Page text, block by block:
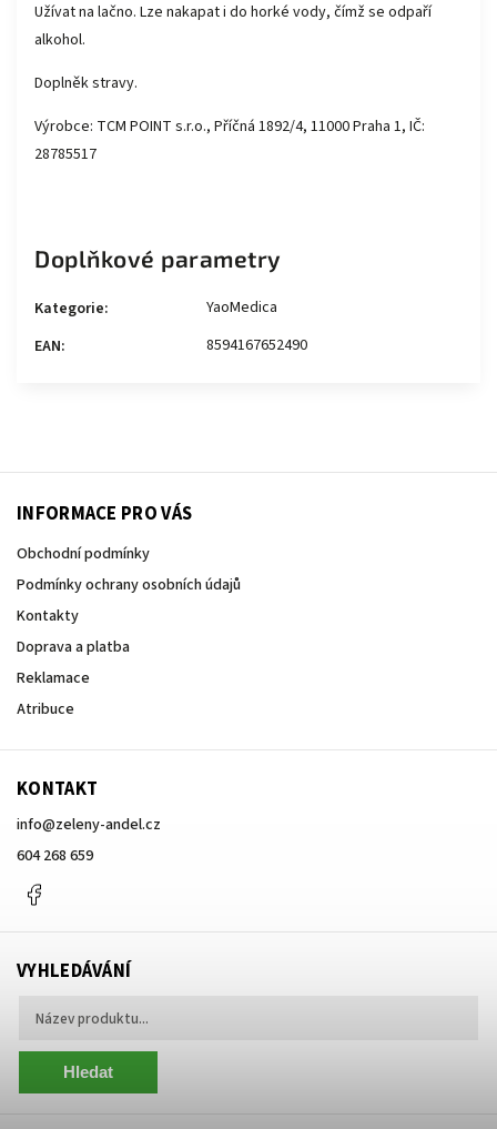
Užívat na lačno. Lze nakapat i do horké vody, čímž se odpaří
alkohol.
Doplněk stravy.
Výrobce: TCM POINT s.r.o., Příčná 1892/4, 11000 Praha 1, IČ:
28785517
Doplňkové parametry
Kategorie:
YaoMedica
EAN: 8594167652490
INFORMACE PRO VÁS
Obchodní podmínky
Podmínky ochrany osobních údajů
Kontakty
Doprava a platba
Reklamace
Atribuce
KONTAKT
info@zeleny-andel.cz
604 268 659
VYHLEDÁVÁNÍ
Hledat